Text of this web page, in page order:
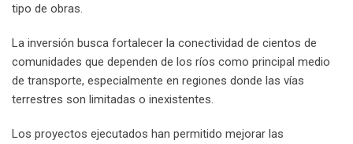
tipo de obras.
La inversión busca fortalecer la conectividad de cientos de
comunidades que dependen de los ríos como principal medio
de transporte, especialmente en regiones donde las vías
terrestres son limitadas o inexistentes.
Los proyectos ejecutados han permitido mejorar las